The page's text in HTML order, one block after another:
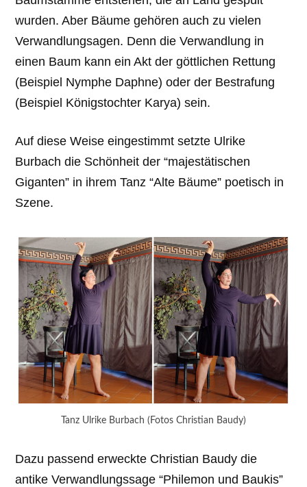
wurden. Aber Bäume gehören auch zu vielen
Verwandlungsagen. Denn die Verwandlung in
einen Baum kann ein Akt der göttlichen Rettung
(Beispiel Nymphe Daphne) oder der Bestrafung
(Beispiel Königstochter Karya) sein.
Auf diese Weise eingestimmt setzte Ulrike
Burbach die Schönheit der “majestätischen
Giganten” in ihrem Tanz “Alte Bäume” poetisch in
Szene.
Tanz Ulrike Burbach (Fotos Christian Baudy)
Dazu passend erweckte Christian Baudy die
antike Verwandlungssage “Philemon und Baukis”